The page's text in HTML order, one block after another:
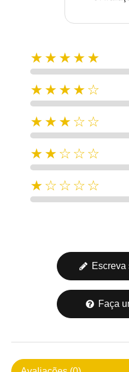
★★★★★
★★★★☆
★★★☆☆
★★☆☆☆
★☆☆☆☆
Faça